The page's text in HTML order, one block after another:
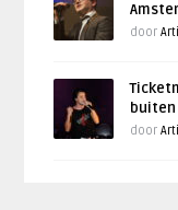
door
door